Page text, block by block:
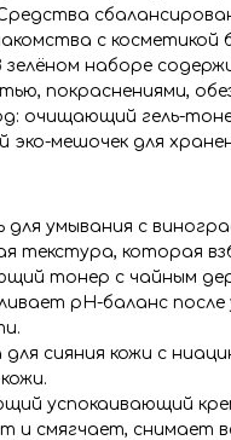
с косметикой
зелёном наборе
покраснениями,
очищающий гель-
эко-мешочек для
для умывания с
текстура, которая
тонер с чайным
рН-баланс после
сияния кожи с
успокаивающий
и смягчает, снимает